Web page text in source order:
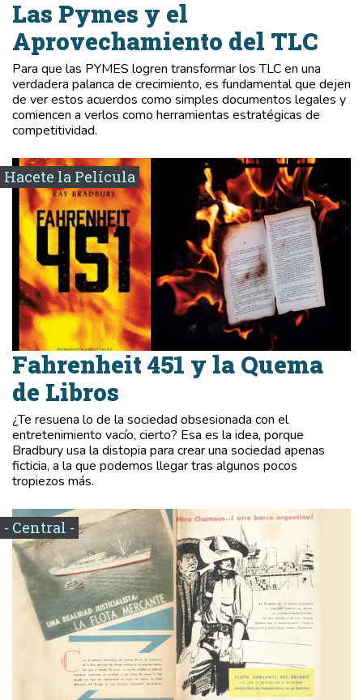
Las Pymes y el
Aprovechamiento del TLC
Para que las PYMES logren transformar los TLC en una
verdadera palanca de crecimiento, es fundamental que dejen
de ver estos acuerdos como simples documentos legales y
comiencen a verlos como herramientas estratégicas de
competitividad.
Hacete la Película
Fahrenheit 451 y la Quema
de Libros
¿Te resuena lo de la sociedad obsesionada con el
entretenimiento vacío, cierto? Esa es la idea, porque
Bradbury usa la distopia para crear una sociedad apenas
ficticia, a la que podemos llegar tras algunos pocos
tropiezos más.
- Central -